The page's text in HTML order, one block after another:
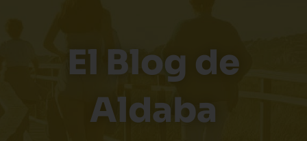
El Blog de
Aldaba